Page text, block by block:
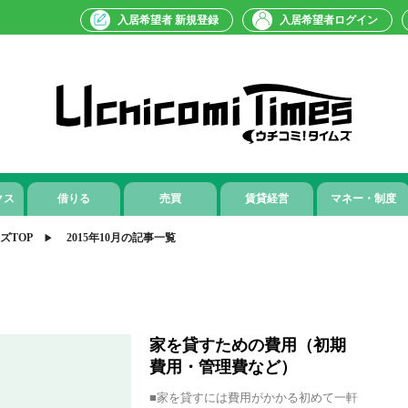
ス 借りる 売買 賃貸経営 マネー・制度
TOP 2015年10月の記事一覧
家を貸すための費用（初期
費用・管理費など）
■家を貸すには費用がかかる初めて一軒
入居希望者 新規登録 入居希望者ログイン